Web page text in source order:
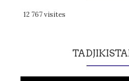
12 767 visites